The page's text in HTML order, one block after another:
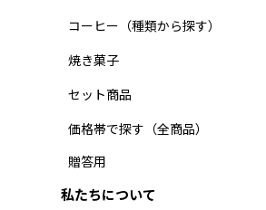
コーヒー（種類から探す）
焼き菓子
セット商品
価格帯で探す（全商品）
贈答用
私たちについて